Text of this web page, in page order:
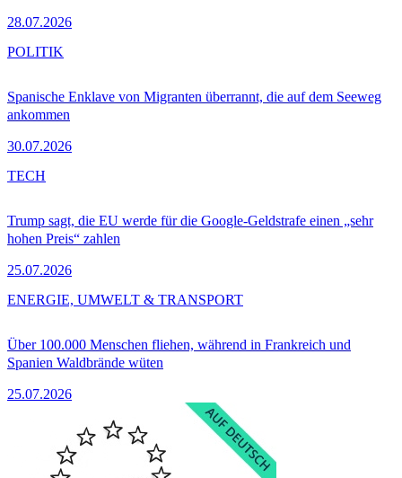
28.07.2026
Spanische Enklave von Migranten überrannt, die auf dem Seeweg
ankommen
30.07.2026
POLITIK
Trump sagt, die EU werde für die Google-Geldstrafe einen „sehr
hohen Preis“ zahlen
25.07.2026
TECH
Über 100.000 Menschen fliehen, während in Frankreich und
Spanien Waldbrände wüten
25.07.2026
ENERGIE, UMWELT & TRANSPORT